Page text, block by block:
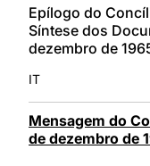
Epílogo do
Síntese dos
dezembro de
IT
Mensagem do
de dezembro de